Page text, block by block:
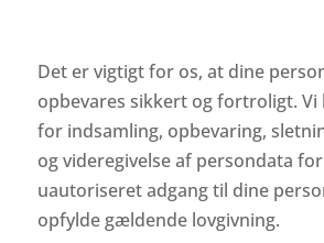
Det er vigtigt for os, at dine
opbevares sikkert og fortroligt.
for indsamling, opbevaring,
og videregivelse af persondata
uautoriseret adgang til dine
opfylde gældende lovgivning.